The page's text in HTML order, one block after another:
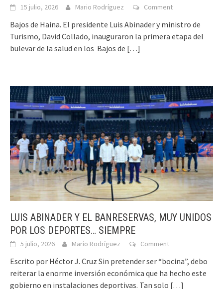
15 julio, 2026 Mario Rodríguez Comment
Bajos de Haina. El presidente Luis Abinader y ministro de
Turismo, David Collado, inauguraron la primera etapa del
bulevar de la salud en los Bajos de […]
LUIS ABINADER Y EL BANRESERVAS, MUY UNIDOS
POR LOS DEPORTES… SIEMPRE
5 julio, 2026 Mario Rodríguez Comment
Escrito por Héctor J. Cruz Sin pretender ser “bocina”, debo
reiterar la enorme inversión económica que ha hecho este
gobierno en instalaciones deportivas. Tan solo […]